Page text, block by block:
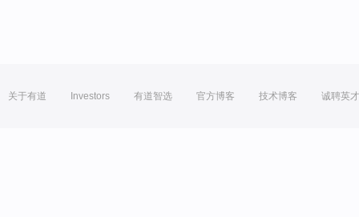
关于有道 Investors 有道智选 官方博客 技术博客 诚聘英才